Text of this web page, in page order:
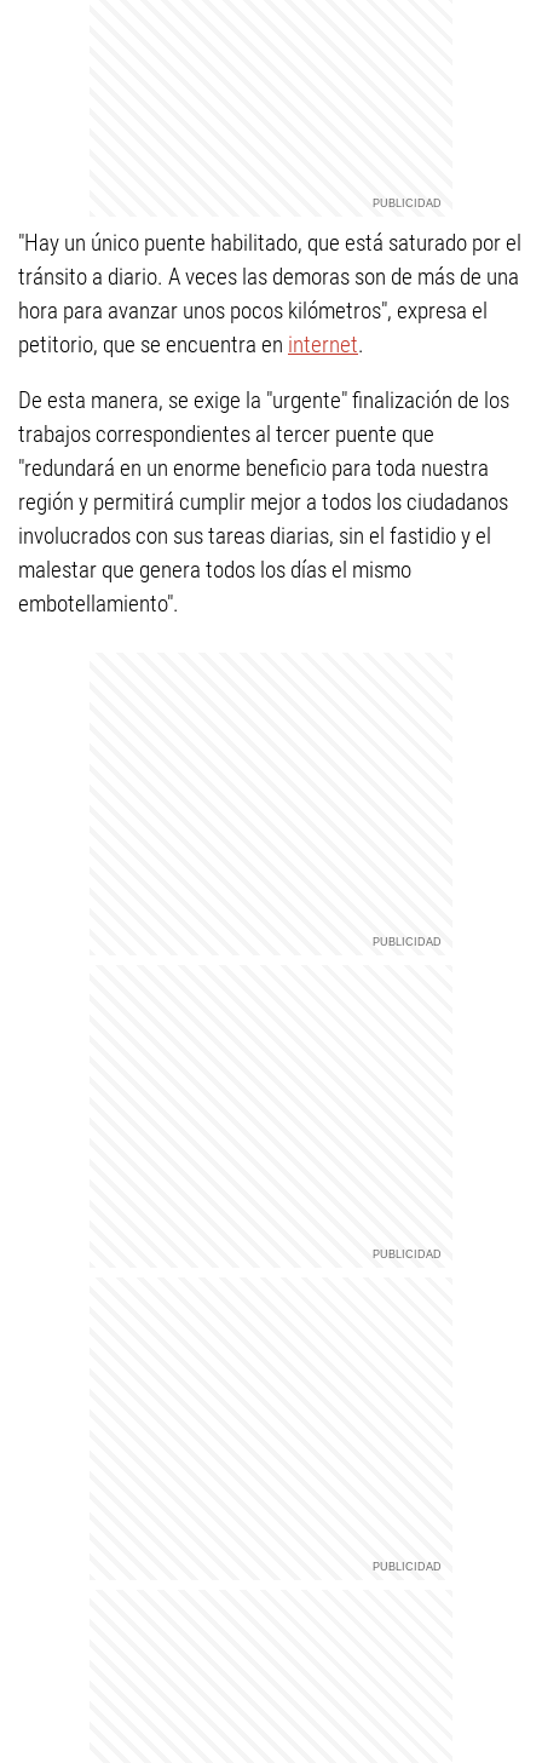
"Hay un único puente habilitado, que está saturado por el
tránsito a diario. A veces las demoras son de más de una
hora para avanzar unos pocos kilómetros", expresa el
petitorio, que se encuentra en internet.
De esta manera, se exige la "urgente" finalización de los
trabajos correspondientes al tercer puente que
"redundará en un enorme beneficio para toda nuestra
región y permitirá cumplir mejor a todos los ciudadanos
involucrados con sus tareas diarias, sin el fastidio y el
malestar que genera todos los días el mismo
embotellamiento".